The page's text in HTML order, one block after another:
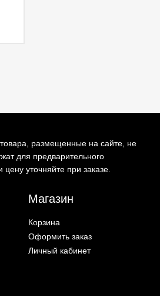
размещенные на сайте, не
для предварительного
уточняйте при заказе.
Магазин
Корзина
Оформить заказ
Личный кабинет